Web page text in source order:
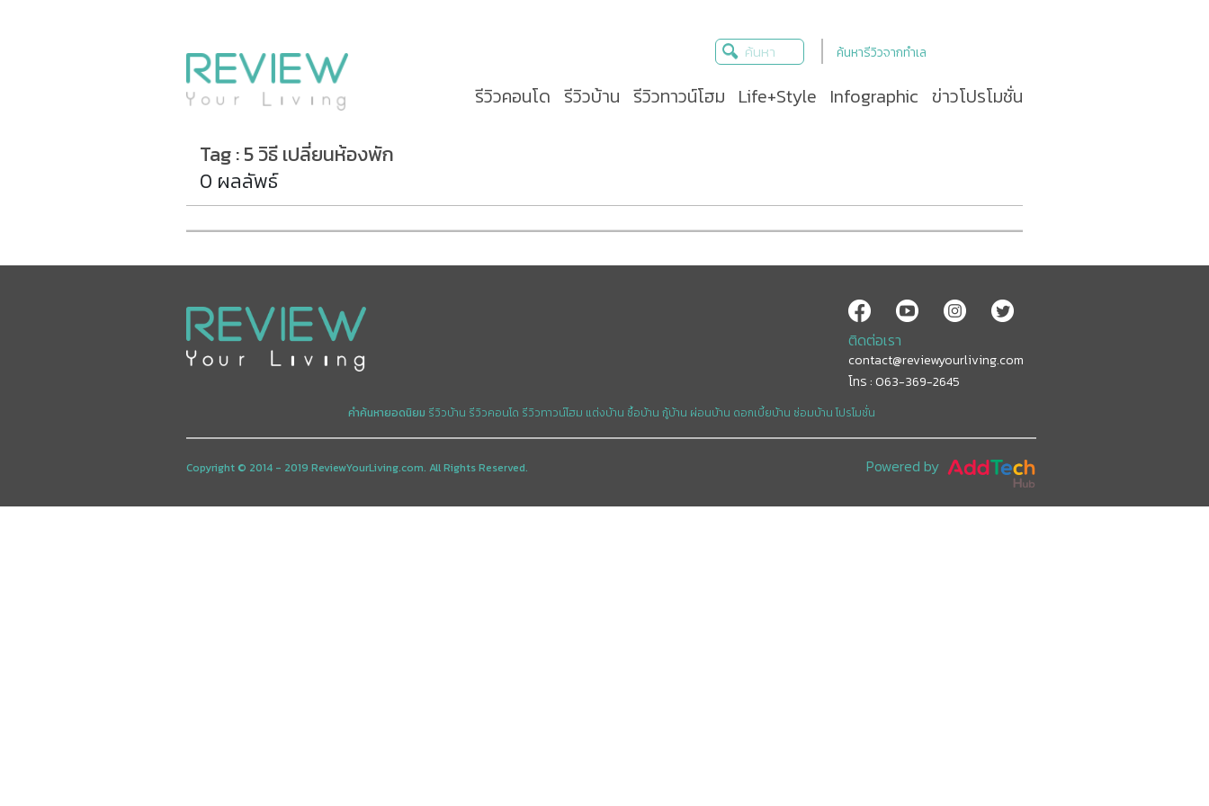
ค้นหารีวิวจากทำเล
รีวิวคอนโด รีวิวบ้าน รีวิวทาวน์โฮม Life+Style Infographic ข่าวโปรโมชั่น
Tag : 5 วิธี เปลี่ยนห้องพัก
0 ผลลัพธ์
ติดต่อเรา
contact@reviewyourliving.com
โทร : 063-369-2645
คำค้นหายอดนิยม รีวิวบ้าน รีวิวคอนโด รีวิวทาวน์โฮม แต่งบ้าน ซื้อบ้าน กู้บ้าน ผ่อนบ้าน ดอกเบี้ยบ้าน ซ่อมบ้านโปรโมชั่น
Copyright © 2014 - 2019 ReviewYourLiving.com. All Rights Reserved. Powered by